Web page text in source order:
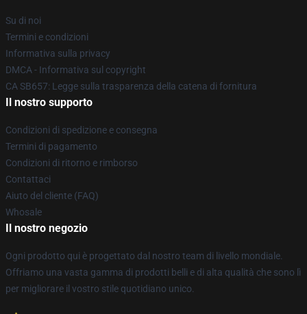
Su di noi
Termini e condizioni
Informativa sulla privacy
DMCA - Informativa sul copyright
CA SB657: Legge sulla trasparenza della catena di fornitura
Il nostro supporto
Condizioni di spedizione e consegna
Termini di pagamento
Condizioni di ritorno e rimborso
Contattaci
Aiuto del cliente (FAQ)
Whosale
Il nostro negozio
Ogni prodotto qui è progettato dal nostro team di livello mondiale.
Offriamo una vasta gamma di prodotti belli e di alta qualità che sono lì
per migliorare il vostro stile quotidiano unico.